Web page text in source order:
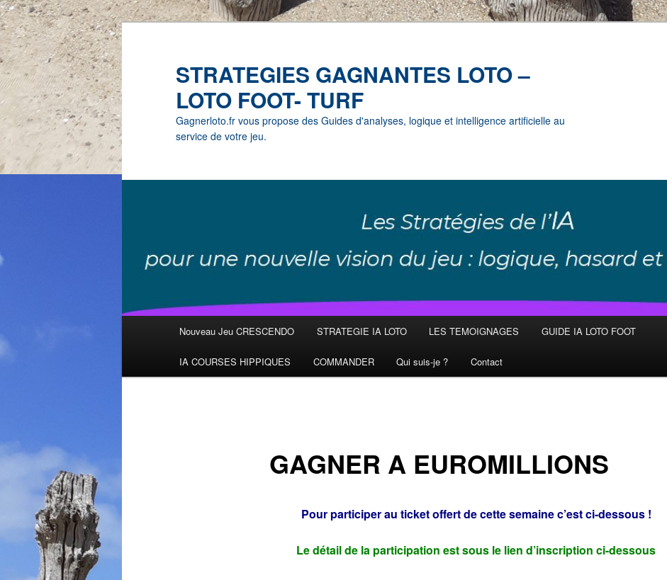
STRATEGIES GAGNANTES LOTO –
LOTO FOOT- TURF
Gagnerloto.fr vous propose des Guides d'analyses, logique et intelligence artificielle au
service de votre jeu.
Aller
au
Nouveau Jeu CRESCENDO STRATEGIE IA LOTO LES TEMOIGNAGES GUIDE IA LOTO FOOT
IA COURSES HIPPIQUES COMMANDER Qui suis-je ? Contact
GAGNER A EUROMILLIONS
Pour participer au ticket offert de cette semaine c’est ci-dessous !
Le détail de la participation est sous le lien d’inscription ci-dessous